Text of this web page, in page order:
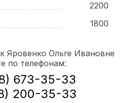
2200
1800
Яровенко Ольге Ивановне
по телефонам:
673-35-33
200-35-33